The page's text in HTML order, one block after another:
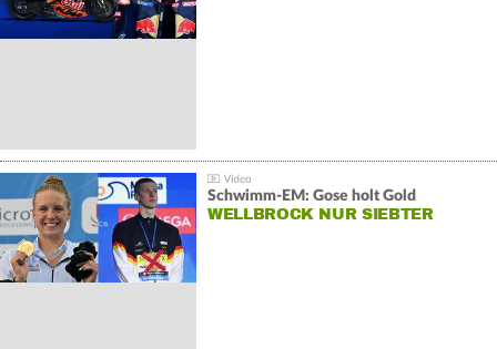
Schwimm-EM: Gose holt Gold
WELLBROCK NUR SIEBTER